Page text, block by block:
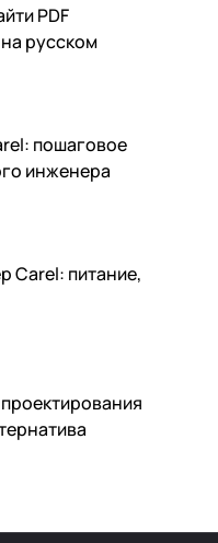
PDF
русском
пошаговое
инженера
Carel: питание,